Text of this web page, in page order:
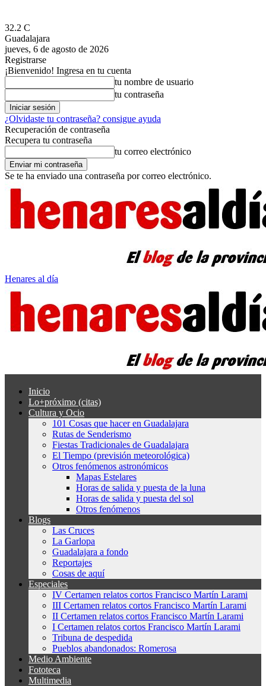
32.2 C
Guadalajara
jueves, 6 de agosto de 2026
Registrarse
¡Bienvenido! Ingresa en tu cuenta
tu nombre de usuario
tu contraseña
¿Olvidaste tu contraseña? consigue ayuda
Recuperación de contraseña
Recupera tu contraseña
tu correo electrónico
Se te ha enviado una contraseña por correo electrónico.
Henares al día
Inicio
Lo+próximo (citas)
Cultura y Ocio
101 Cosas que hacer en Guadalajara
Rutas de Senderismo
Fiestas Tradicionales de Guadalajara
El Tiempo (previsión meteorológica)
Otros fenómenos astronómicos
Mapas Estelares
Horas de salida y puesta de la luna
Horas de salida y puesta del sol
Otros fenómenos
Blogs
Las Cruces
La Garlopa
Guadalajara a fondo
Reportajes
Cosas de aquí
Especiales
IV Certamen relatos cortos Francisco Martín Larami
III Certamen relatos cortos Francisco Martín Larami
II Certamen relatos cortos Francisco Martín Larami
I Certamen relatos cortos Francisco Martín Larami
Tribuna de despedida
Pueblos abandonados: Romerosa
Medio Ambiente
Fototeca
Multimedia